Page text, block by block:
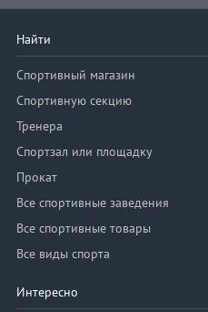
Найти
Спортивный магазин
Спортивную секцию
Тренера
Спортзал или площадку
Прокат
Все спортивные заведения
Все спортивные товары
Все виды спорта
Интересно